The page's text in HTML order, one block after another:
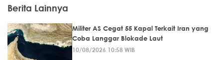
Berita Lainnya
Militer AS Cegat 55 Kapal Terkait Iran yang
Coba Langgar Blokade Laut
10/08/2026 10:58 WIB